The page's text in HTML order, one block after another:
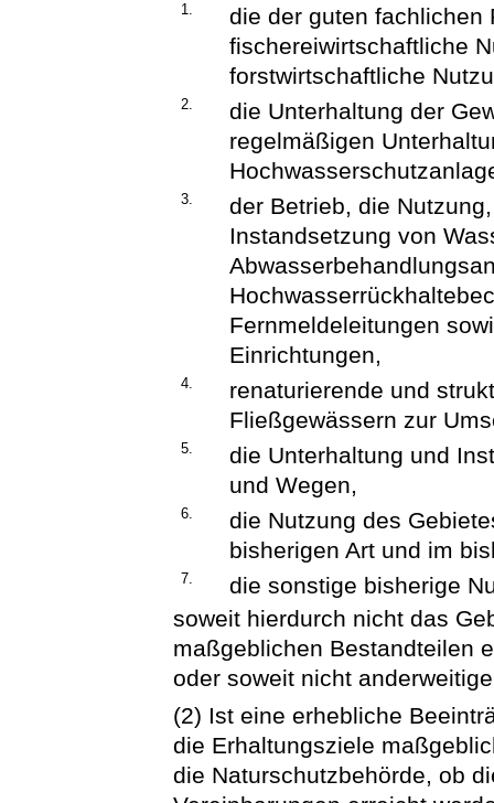
1.
die der guten fachlichen
fischereiwirtschaftliche
forstwirtschaftliche
2.
die Unterhaltung der
regelmäßigen
3.
der Betrieb, die
Instandsetzung von
Fernmeldeleitungen
Einrichtungen,
4.
renaturierende und
Fließgewässern zur
5.
die Unterhaltung und
und Wegen,
6.
die Nutzung des
bisherigen Art und im
7.
die sonstige bisherige
soweit hierdurch nicht das
maßgeblichen Bestandteilen
oder soweit nicht
(2) Ist eine erhebliche
die Erhaltungsziele
die Naturschutzbehörde, ob